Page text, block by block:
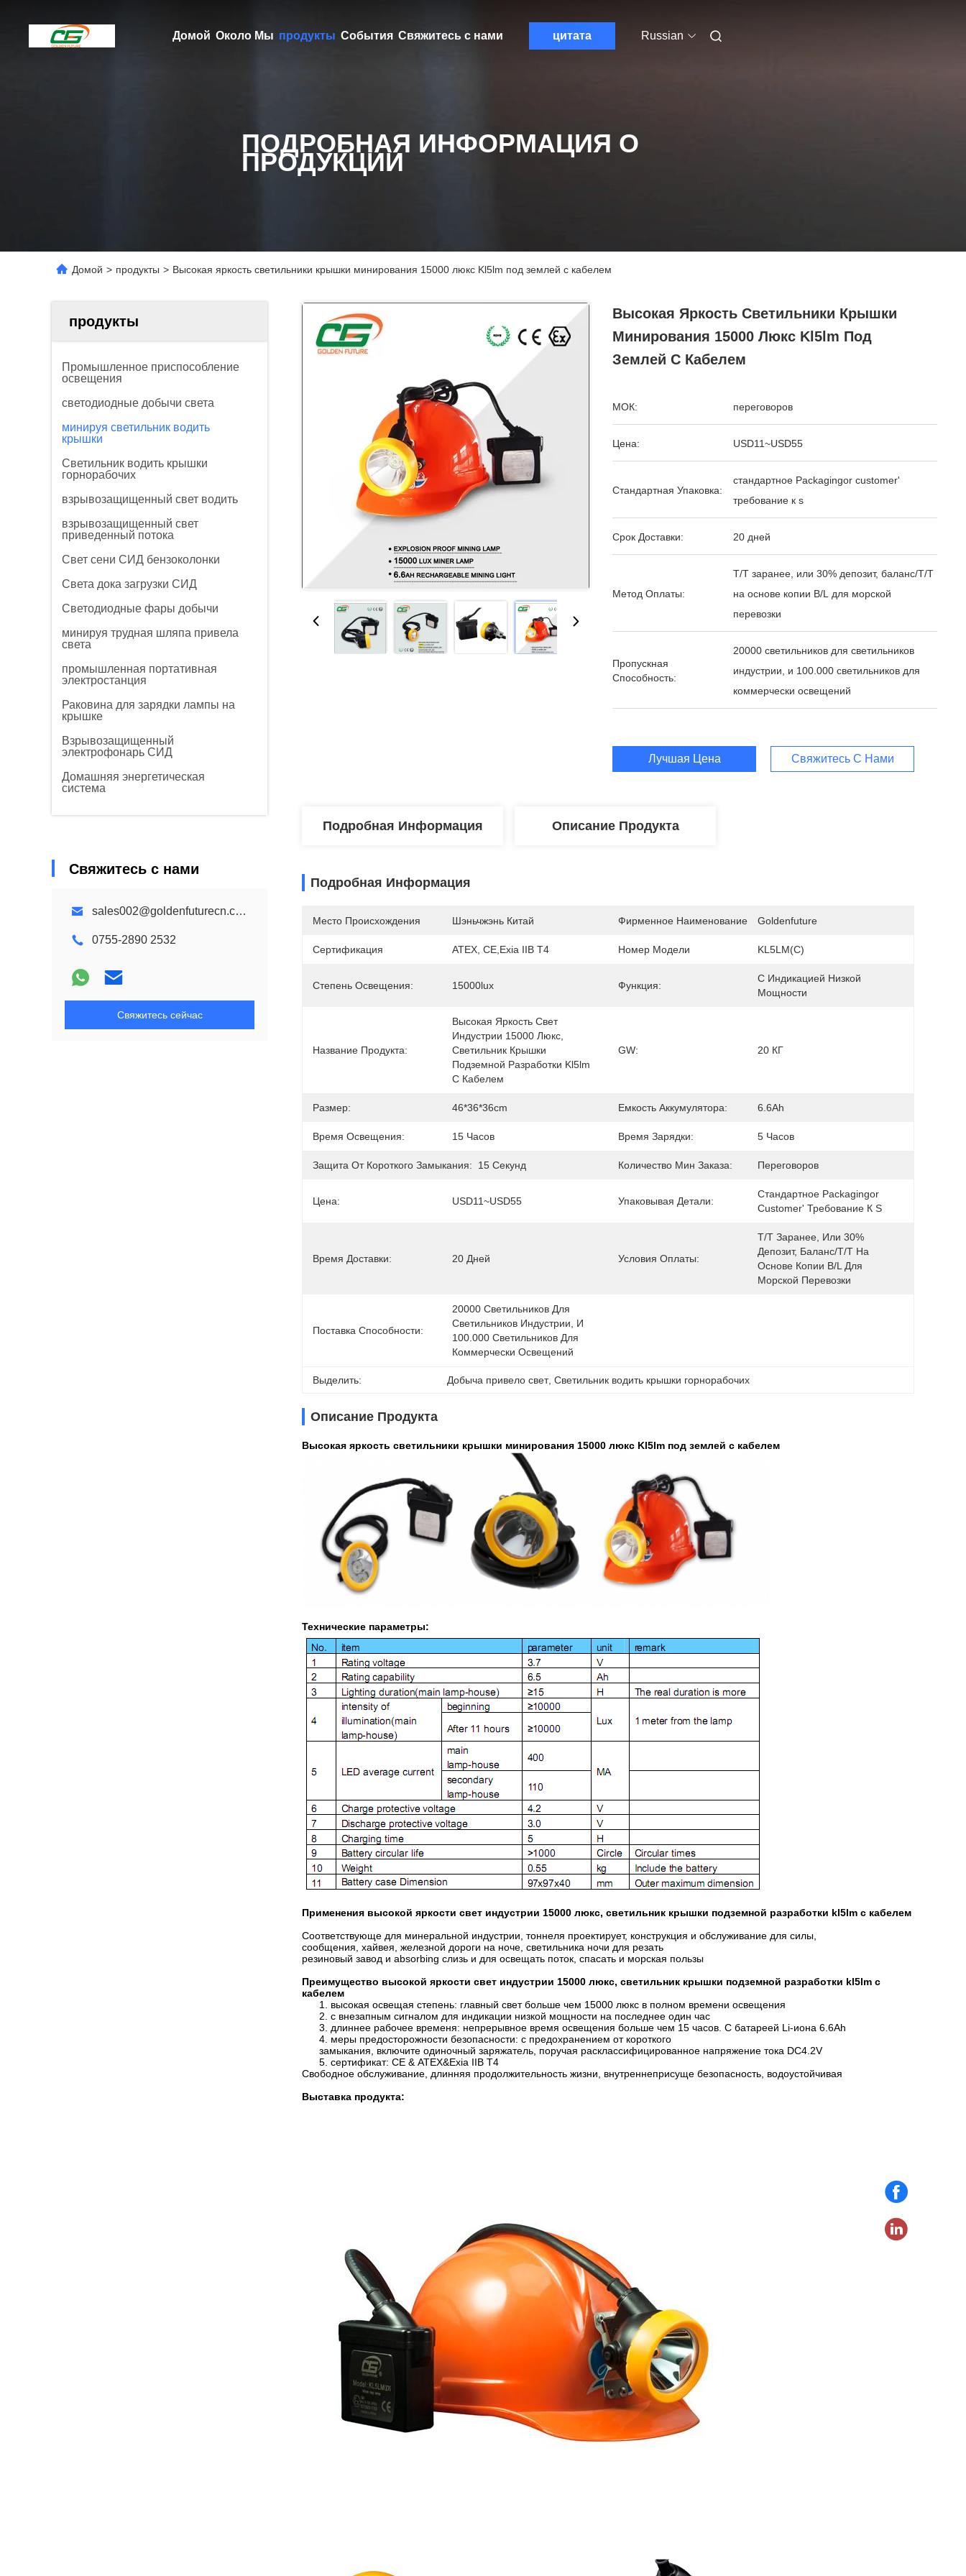
Домой Около Мы продукты События Свяжитесь с нами цитата Russian
ПОДРОБНАЯ ИНФОРМАЦИЯ О
ПРОДУКЦИИ
Домой > продукты > Высокая яркость светильники крышки минирования 15000 люкс Kl5lm под землей с кабелем
продукты
Промышленное приспособление
освещения
светодиодные добычи света
минируя светильник водить
крышки
Светильник водить крышки
горнорабочих
взрывозащищенный свет водить
взрывозащищенный свет
приведенный потока
Свет сени СИД бензоколонки
Света дока загрузки СИД
Светодиодные фары добычи
минируя трудная шляпа привела
света
промышленная портативная
электростанция
Раковина для зарядки лампы на
крышке
Взрывозащищенный
электрофонарь СИД
Домашняя энергетическая
система
Свяжитесь с нами
sales002@goldenfuturecn.com
0755-2890 2532
Свяжитесь сейчас
Высокая Яркость Светильники Крышки
Минирования 15000 Люкс Kl5lm Под
Землей С Кабелем
МОК: переговоров
Цена: USD11~USD55
Стандартная Упаковка:
стандартное Packagingor customer'
требование к s
Срок Доставки: 20 дней
Метод Оплаты:
T/T заранее, или 30% депозит, баланс/T/T
на основе копии B/L для морской
перевозки
Пропускная
Способность:
20000 светильников для светильников
индустрии, и 100.000 светильников для
коммерчески освещений
Лучшая Цена Свяжитесь С Нами
Подробная Информация Описание Продукта
Подробная Информация
Место Происхождения Шэньчжэнь Китай Фирменное Наименование Goldenfuture
Сертификация ATEX, CE,Exia IIB T4 Номер Модели KL5LM(C)
Степень Освещения: 15000lux Функция:
С Индикацией Низкой
Мощности
Название Продукта:
Высокая Яркость Свет
Индустрии 15000 Люкс,
Светильник Крышки
Подземной Разработки Kl5lm
С Кабелем
GW: 20 КГ
Размер: 46*36*36cm Емкость Аккумулятора: 6.6Ah
Время Освещения: 15 Часов Время Зарядки: 5 Часов
Защита От Короткого Замыкания: 15 Секунд Количество Мин Заказа: Переговоров
Цена: USD11~USD55 Упаковывая Детали:
Стандартное Packagingor
Customer' Требование К S
Время Доставки: 20 Дней Условия Оплаты:
T/T Заранее, Или 30%
Депозит, Баланс/T/T На
Основе Копии B/L Для
Морской Перевозки
Поставка Способности:
20000 Светильников Для
Светильников Индустрии, И
100.000 Светильников Для
Коммерчески Освещений
Выделить: Добыча привело свет, Светильник водить крышки горнорабочих
Описание Продукта
Высокая яркость светильники крышки минирования 15000 люкс Kl5lm под землей с кабелем
Технические параметры:
Применения высокой яркости свет индустрии 15000 люкс, светильник крышки подземной разработки kl5lm с кабелем
Соответствующе для минеральной индустрии, тоннеля проектирует, конструкция и обслуживание для силы,
сообщения, хайвея, железной дороги на ноче, светильника ночи для резать
резиновый завод и absorbing слизь и для освещать поток, спасать и морская пользы
Преимущество высокой яркости свет индустрии 15000 люкс, светильник крышки подземной разработки kl5lm с
кабелем
1. высокая освещая степень: главный свет больше чем 15000 люкс в полном времени освещения
2. с внезапным сигналом для индикации низкой мощности на последнее один час
3. длиннее рабочее временя: непрерывное время освещения больше чем 15 часов. С батареей Li-иона 6.6Ah
4. меры предосторожности безопасности: с предохранением от короткого
замыкания, включите одиночный заряжатель, поручая расклассифицированное напряжение тока DC4.2V
5. сертификат: CE & ATEX&Exia IIB T4
Свободное обслуживание, длинняя продолжительность жизни, внутреннеприсуще безопасность, водоустойчивая
Выставка продукта: